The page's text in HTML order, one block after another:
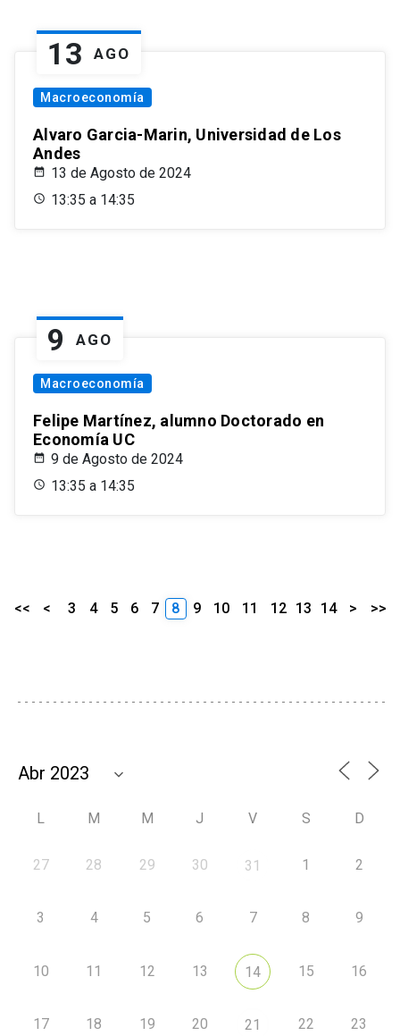
13 AGO
Macroeconomía
Alvaro Garcia-Marin, Universidad de Los
Andes
13 de Agosto de 2024
13:35 a 14:35
9 AGO
Macroeconomía
Felipe Martínez, alumno Doctorado en
Economía UC
9 de Agosto de 2024
13:35 a 14:35
<< < 3 4 5 6 7 8 9 10 11 12 13 14 > >>
L M M J V S D
27 28 29 30 31 1 2
3 4 5 6 7 8 9
10 11 12 13 14 15 16
17 18 19 20 21 22 23